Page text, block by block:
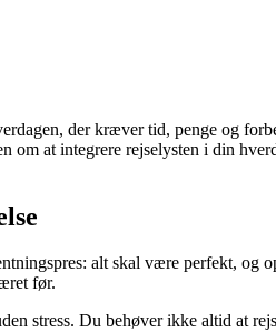
der kræver tid, penge og
om at integrere rejselysten i din
alt skal være perfekt, og
før.
stress. Du behøver ikke altid at